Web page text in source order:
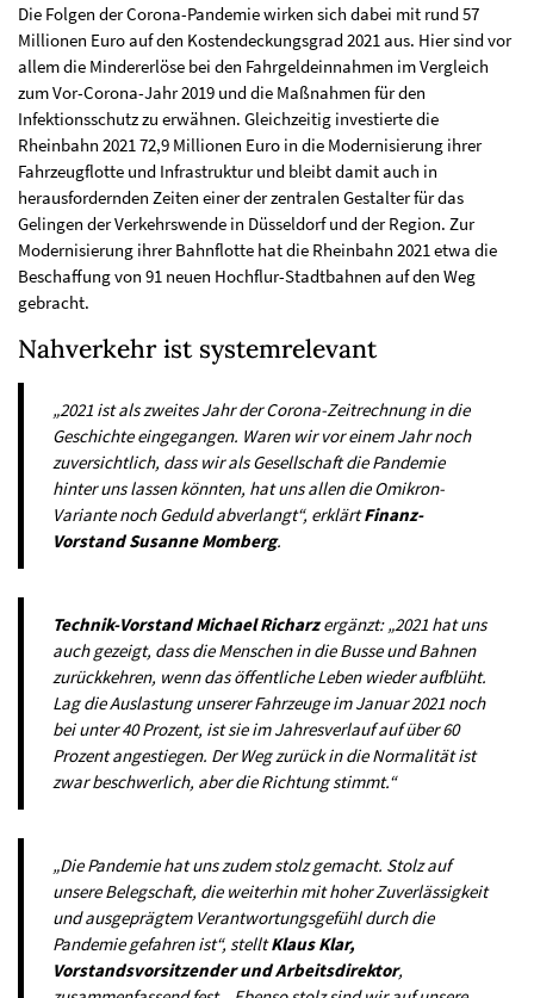
Die Folgen der Corona-Pandemie wirken sich dabei mit rund 57
Millionen Euro auf den Kostendeckungsgrad 2021 aus. Hier sind vor
allem die Mindererlöse bei den Fahrgeldeinnahmen im Vergleich
zum Vor-Corona-Jahr 2019 und die Maßnahmen für den
Infektionsschutz zu erwähnen. Gleichzeitig investierte die
Rheinbahn 2021 72,9 Millionen Euro in die Modernisierung ihrer
Fahrzeugflotte und Infrastruktur und bleibt damit auch in
herausfordernden Zeiten einer der zentralen Gestalter für das
Gelingen der Verkehrswende in Düsseldorf und der Region. Zur
Modernisierung ihrer Bahnflotte hat die Rheinbahn 2021 etwa die
Beschaffung von 91 neuen Hochflur-Stadtbahnen auf den Weg
gebracht.
Nahverkehr ist systemrelevant
„2021 ist als zweites Jahr der Corona-Zeitrechnung in die
Geschichte eingegangen. Waren wir vor einem Jahr noch
zuversichtlich, dass wir als Gesellschaft die Pandemie
hinter uns lassen könnten, hat uns allen die Omikron-
Variante noch Geduld abverlangt“, erklärtFinanz-
Vorstand Susanne Momberg.
Technik-Vorstand Michael Richarzergänzt: „2021 hat uns
auch gezeigt, dass die Menschen in die Busse und Bahnen
zurückkehren, wenn das öffentliche Leben wieder aufblüht.
Lag die Auslastung unserer Fahrzeuge im Januar 2021 noch
bei unter 40 Prozent, ist sie im Jahresverlauf auf über 60
Prozent angestiegen. Der Weg zurück in die Normalität ist
zwar beschwerlich, aber die Richtung stimmt.“
„Die Pandemie hat uns zudem stolz gemacht. Stolz auf
unsere Belegschaft, die weiterhin mit hoher Zuverlässigkeit
und ausgeprägtem Verantwortungsgefühl durch die
Pandemie gefahren ist“, stelltKlaus Klar,
Vorstandsvorsitzender und Arbeitsdirektor,